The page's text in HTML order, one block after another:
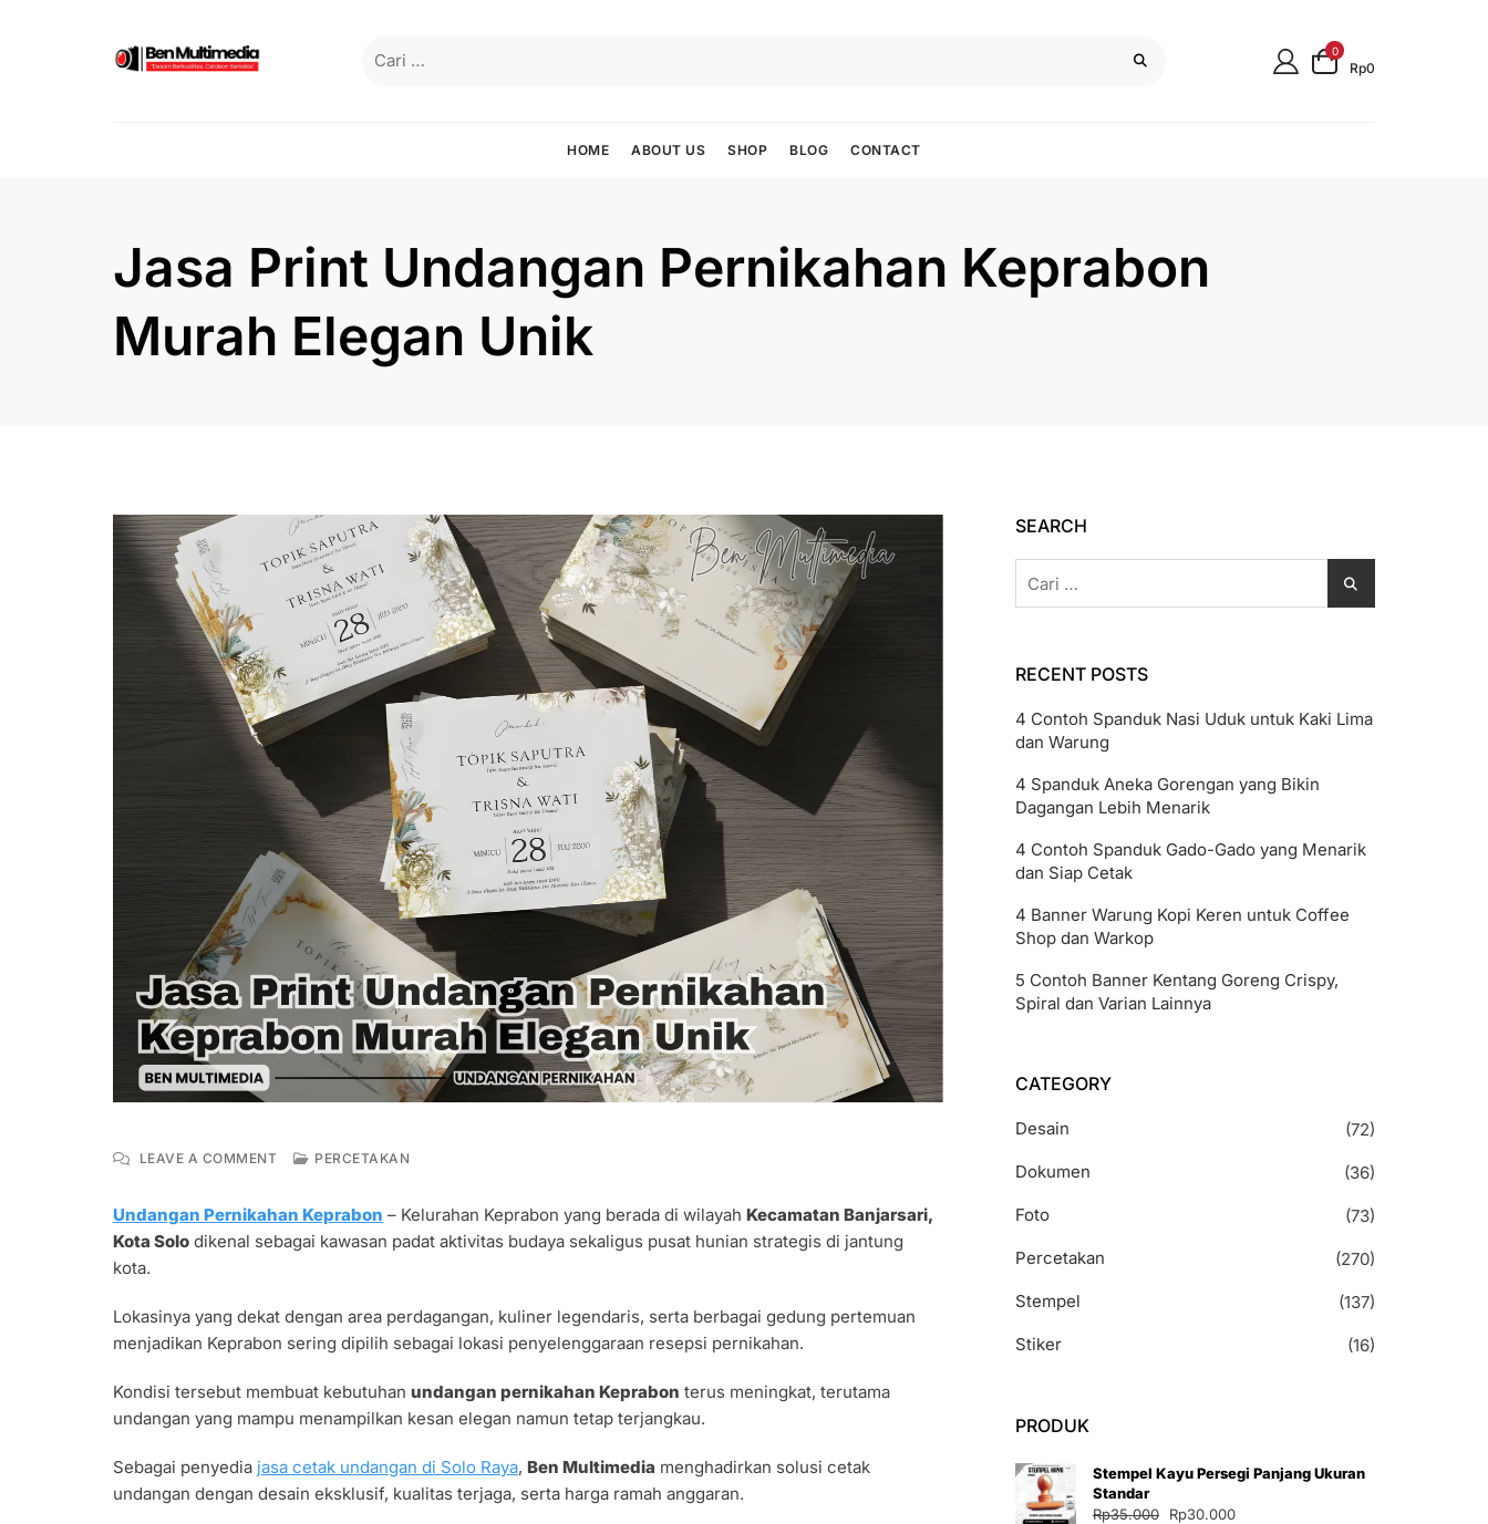
0
Rp0
HOME ABOUT US SHOP BLOG CONTACT
Jasa Print Undangan Pernikahan Keprabon
Murah Elegan Unik
LEAVE A COMMENTON
UNDANGAN
PERNIKAHAN
UNIK
PERCETAKAN
Undangan Pernikahan Keprabon – Kelurahan Keprabon yang berada di wilayah Kecamatan Banjarsari,
Kota Solo dikenal sebagai kawasan padat aktivitas budaya sekaligus pusat hunian strategis di jantung
kota.
Lokasinya yang dekat dengan area perdagangan, kuliner legendaris, serta berbagai gedung pertemuan
menjadikan Keprabon sering dipilih sebagai lokasi penyelenggaraan resepsi pernikahan.
Kondisi tersebut membuat kebutuhan undangan pernikahan Keprabon terus meningkat, terutama
undangan yang mampu menampilkan kesan elegan namun tetap terjangkau.
Sebagai penyedia jasa cetak undangan di Solo Raya, Ben Multimedia menghadirkan solusi cetak
undangan dengan desain eksklusif, kualitas terjaga, serta harga ramah anggaran.
SEARCH
untuk:
RECENT POSTS
4 Contoh Spanduk Nasi Uduk untuk Kaki Lima
dan Warung
4 Spanduk Aneka Gorengan yang Bikin
Dagangan Lebih Menarik
4 Contoh Spanduk Gado-Gado yang Menarik
dan Siap Cetak
4 Banner Warung Kopi Keren untuk Coffee
Shop dan Warkop
5 Contoh Banner Kentang Goreng Crispy,
Spiral dan Varian Lainnya
CATEGORY
Desain
(72)
Dokumen
(36)
Foto
(73)
Percetakan
(270)
Stempel
(137)
Stiker
(16)
PRODUK
Stempel Kayu Persegi Panjang Ukuran
Standar
Rp35.000
Harga
Rp30.000